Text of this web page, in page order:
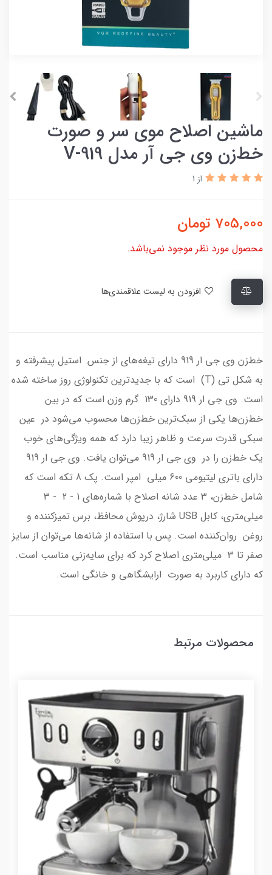
ماشین اصلاح موی سر و صورت
خط‌زن‌ وی جی آر مدل V-919
از 1
705,000 تومان
محصول مورد نظر موجود نمی‌باشد.
خط‌زن وی جی ار 919 دارای تیغه‌های از جنس استیل پیشرفته و
به شکل تی (T) است که با جدید‌ترین تکنولوژی روز ساخته شده
است. وی جی ار 919 دارای 130 گرم وزن است که در بین
خط‌زن‌ها یکی از سبک‌ترین خط‌زن‌ها محسوب می‌شود در عین
سبکی قدرت سرعت و ظاهر زیبا دارد که همه ویژگی‌های خوب
یک خط‌زن را در وی جی ار 919 می‌توان یافت. وی جی ار 919
دارای باتری لیتیومی 600 میلی امپر است. پک 8 تکه است که
شامل خط‌زن، 3 عدد شانه اصلاح با شماره‌های 1 - 2 - 3
میلی‌‌متری، کابل USB شارژ، درپوش محافظ، برس‌ تمیزکننده و
روغن روان‌کننده است. پس با استفاده از شانه‌ها می‌توان از سایز
صفر تا 3 میلی‌متری اصلاح کرد که برای سایه‌زنی مناسب است.
که دارای کاربرد به صورت ارایشگاهی و خانگی است.
محصولات مرتبط